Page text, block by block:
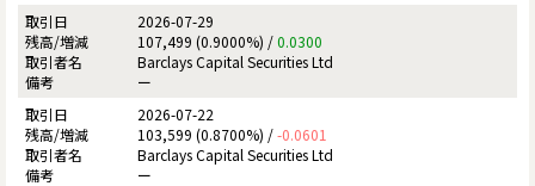
2026-07-29
107,499 (0.9000%) /0.0300
Barclays Capital Securities Ltd
ー
2026-07-22
103,599 (0.8700%) /-0.0601
Barclays Capital Securities Ltd
ー